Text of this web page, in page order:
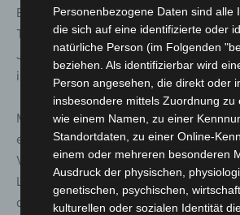
Erft halfen. Auch bei den
Tiefdruckgebiete „Zoltan“, „Katinka“
Jahren 2023 und 2024 waren die
im Dauereinsatz.
Mit dem Angriffskrieg Russlands auf
erneut die Fähigkeiten des THW im
Vordergrund. Gleichzeitig begann der
Logistikeinsatz in der Geschichte des
der Bundesregierung wurden bislang
Personenbezogene Daten sind alle
die sich auf eine identifizierte oder
natürliche Person (im Folgenden
beziehen. Als identifizierbar wird
Person angesehen, die direkt oder
insbesondere mittels Zuordnung zu
wie einem Namen, zu einer
Standortdaten, zu einer Online-
einem oder mehreren besonderen
Ausdruck der physischen,
genetischen, psychischen,
kulturellen oder sozialen Identität